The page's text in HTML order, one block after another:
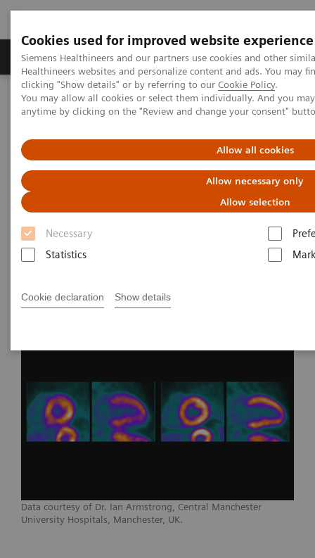
Cookies used for improved website experience
Siemens Healthineers and our partners use cookies and other
Healthineers websites and personalize content and ads. You may
clicking "Show details" or by referring to our Cookie Policy.
You may allow all cookies or select them individually. And you
anytime by clicking on the "Review and change your consent"
Allow all cookies
Allow necessary only
Allow selection
Necessary
Statistics
Cookie declaration Show details
Produkter og løsninger Support og
Hjem
Produkter og løsninger innen bildediagnostikk
Molekylær avbildning
Molecular Imaging Clinical Corner
Cardio Direct
By Charles Hayden, Siemens
2024-06-
Data courtesy of Dr. Ian Armstrong, Central Manchester
University Hospitals, Manchester, UK.